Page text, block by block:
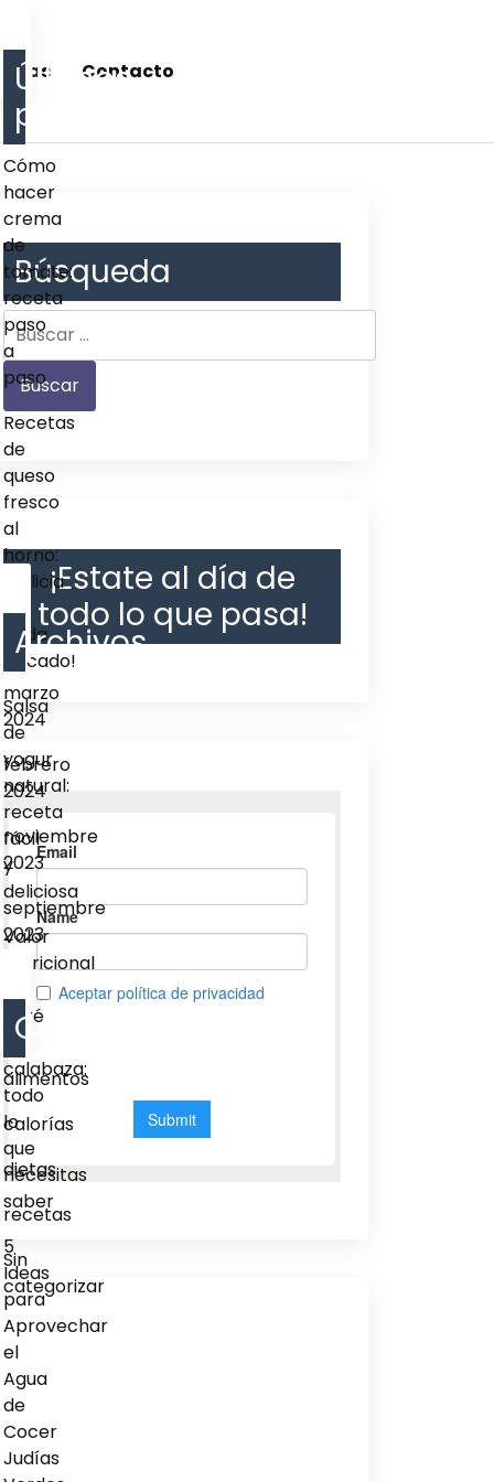
Contacto
Búsqueda
¡Estate al día de
todo lo que pasa!
Últimos
post
Cómo
hacer
crema
de
tomate:
receta
paso
a
paso
Recetas
de
queso
fresco
al
horno:
¡delicia
en
cada
bocado!
Salsa
de
yogur
natural:
receta
fácil
y
deliciosa
Valor
nutricional
puré
de
calabaza:
todo
lo
que
necesitas
saber
5
Ideas
para
Aprovechar
el
Agua
de
Cocer
Judías
Archivos
marzo
2024
febrero
2024
noviembre
2023
septiembre
2023
Categorias
alimentos
calorías
dietas
recetas
Sin
categorizar